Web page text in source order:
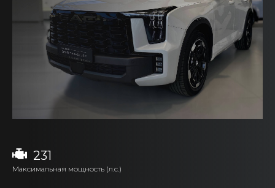
231
Максимальная мощность (л.с.)